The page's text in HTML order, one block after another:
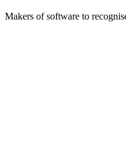
Makers of software to